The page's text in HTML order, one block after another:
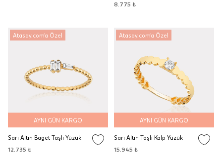
8.775 ₺
Atasay.com'a Özel
AYNI GÜN KARGO
Sarı Altın Baget Taşlı Yüzük
12.735 ₺
Atasay.com'a Özel
AYNI GÜN KARGO
Sarı Altın Taşlı Kalp Yüzük
15.945 ₺